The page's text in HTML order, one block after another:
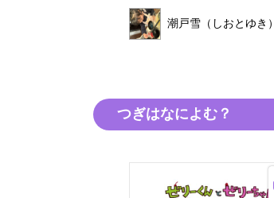
潮戸雪（しおとゆき）
つぎはなによむ？